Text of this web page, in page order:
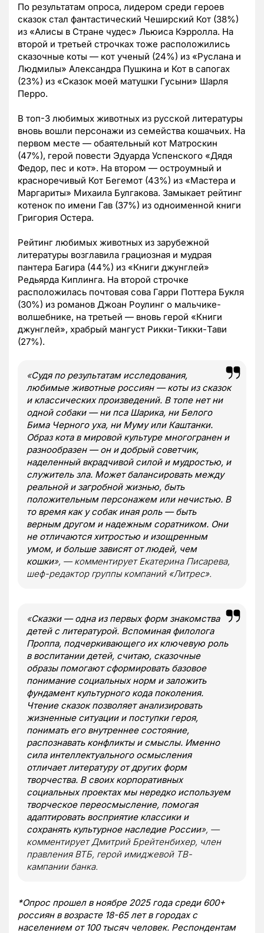
По результатам опроса, лидером среди героев
сказок стал фантастический Чеширский Кот (38%)
из «Алисы в Стране чудес» Льюиса Кэрролла. На
второй и третьей строчках тоже расположились
сказочные коты — кот ученый (24%) из «Руслана и
Людмилы» Александра Пушкина и Кот в сапогах
(23%) из «Сказок моей матушки Гусыни» Шарля
Перро.
В топ-3 любимых животных из русской литературы
вновь вошли персонажи из семейства кошачьих. На
первом месте — обаятельный кот Матроскин
(47%), герой повести Эдуарда Успенского «Дядя
Федор, пес и кот». На втором — остроумный и
красноречивый Кот Бегемот (43%) из «Мастера и
Маргариты» Михаила Булгакова. Замыкает рейтинг
котенок по имени Гав (37%) из одноименной книги
Григория Остера.
Рейтинг любимых животных из зарубежной
литературы возглавила грациозная и мудрая
пантера Багира (44%) из «Книги джунглей»
Редьярда Киплинга. На второй строчке
расположилась почтовая сова Гарри Поттера Букля
(30%) из романов Джоан Роулинг о мальчике-
волшебнике, на третьей — вновь герой «Книги
джунглей», храбрый мангуст Рикки-Тикки-Тави
(27%).
«Судя по результатам исследования,
любимые животные россиян — коты из сказок
и классических произведений. В топе нет ни
одной собаки — ни пса Шарика, ни Белого
Бима Черного уха, ни Муму или Каштанки.
Образ кота в мировой культуре многогранен и
разнообразен — он и добрый советчик,
наделенный вкрадчивой силой и мудростью, и
служитель зла. Может балансировать между
реальной и загробной жизнью, быть
положительным персонажем или нечистью. В
то время как у собак иная роль — быть
верным другом и надежным соратником. Они
не отличаются хитростью и изощренным
умом, и больше зависят от людей, чем
кошки», — комментирует Екатерина Писарева,
шеф-редактор группы компаний «Литрес».
«Сказки — одна из первых форм знакомства
детей с литературой. Вспоминая филолога
Проппа, подчеркивающего их ключевую роль
в воспитании детей, считаю, сказочные
образы помогают сформировать базовое
понимание социальных норм и заложить
фундамент культурного кода поколения.
Чтение сказок позволяет анализировать
жизненные ситуации и поступки героя,
понимать его внутреннее состояние,
распознавать конфликты и смыслы. Именно
сила интеллектуального осмысления
отличает литературу от других форм
творчества. В своих корпоративных
социальных проектах мы нередко используем
творческое переосмысление, помогая
адаптировать восприятие классики и
сохранять культурное наследие России», —
комментирует Дмитрий Брейтенбихер, член
правления ВТБ, герой имиджевой ТВ-
кампании банка.
*Опрос прошел в ноябре 2025 года среди 600+
россиян в возрасте 18-65 лет в городах с
населением от 100 тысяч человек. Респондентам